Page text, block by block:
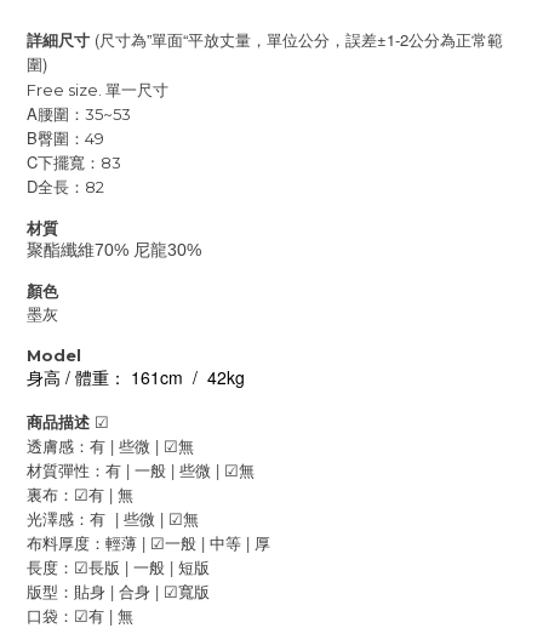
詳細尺寸 (尺寸為”單面“平放丈量，單位公分，誤差±1-2公分為正常範
圍)
Free size. 單一尺寸
A腰圍：35~53
B臀圍：49
C下擺寬：83
D全長：82
材質
聚酯纖維70% 尼龍30%
顏色
墨灰
Model
身高 / 體重： 161cm / 42kg
商品描述 ☑
透膚感：有 | 些微 | ☑無
材質彈性：有 | 一般 | 些微 | ☑無
裏布： ☑有 | 無
光澤感：有 | 些微 | ☑無
布料厚度： 輕薄 | ☑一般 | 中等 | 厚
長度： ☑長版 | 一般 | 短版
版型：貼身 | 合身 | ☑寬版
口袋： ☑有 | 無